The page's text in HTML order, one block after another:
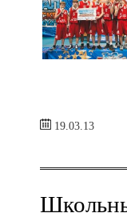
19.03.13